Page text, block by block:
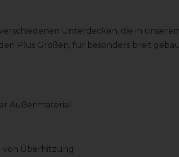
Unterdecken, die in
Plus Größen, für besonders breit
Außenmaterial
von Überhitzung